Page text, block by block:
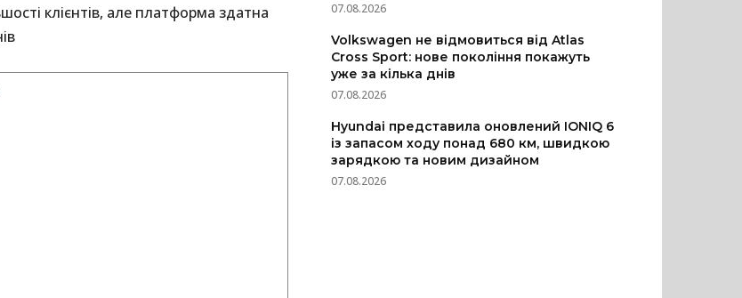
клієнтів, але платформа здатна
07.08.2026
Volkswagen не відмовиться від Atlas
Cross Sport: нове покоління покажуть
уже за кілька днів
07.08.2026
Hyundai представила оновлений IONIQ 6
із запасом ходу понад 680 км, швидкою
зарядкою та новим дизайном
07.08.2026